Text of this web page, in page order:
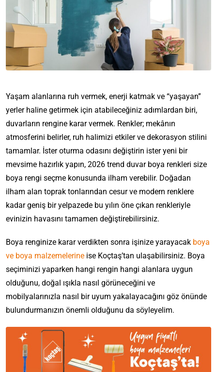
Yaşam alanlarına ruh vermek, enerji katmak ve “yaşayan”
yerler haline getirmek için atabileceğiniz adımlardan biri,
duvarların rengine karar vermek. Renkler; mekânın
atmosferini belirler, ruh halimizi etkiler ve dekorasyon stilini
tamamlar. İster oturma odasını değiştirin ister yeni bir
mevsime hazırlık yapın, 2026 trend duvar boya renkleri size
boya rengi seçme konusunda ilham verebilir. Doğadan
ilham alan toprak tonlarından cesur ve modern renklere
kadar geniş bir yelpazede bu yılın öne çıkan renkleriyle
evinizin havasını tamamen değiştirebilirsiniz.
Boya renginize karar verdikten sonra işinize yarayacak boya
ve boya malzemelerine ise Koçtaş’tan ulaşabilirsiniz. Boya
seçiminizi yaparken hangi rengin hangi alanlara uygun
olduğunu, doğal ışıkla nasıl görüneceğini ve
mobilyalarınızla nasıl bir uyum yakalayacağını göz önünde
bulundurmanızın önemli olduğunu da söyleyelim.